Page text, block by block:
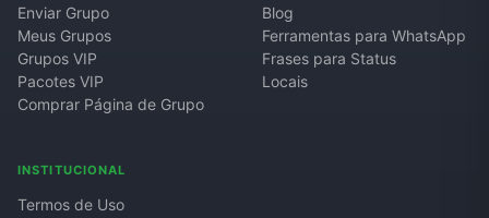
Enviar Grupo
Meus Grupos
Grupos VIP
Pacotes VIP
Comprar Página de Grupo
Blog
Ferramentas para WhatsApp
Frases para Status
Locais
INSTITUCIONAL
Termos de Uso